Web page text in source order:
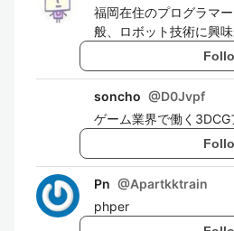
福岡在住のプログラマ
般、ロボット技術に興味
soncho @D0Jvpf
ゲーム業界で働く
Pn @Apartkktrain
phper